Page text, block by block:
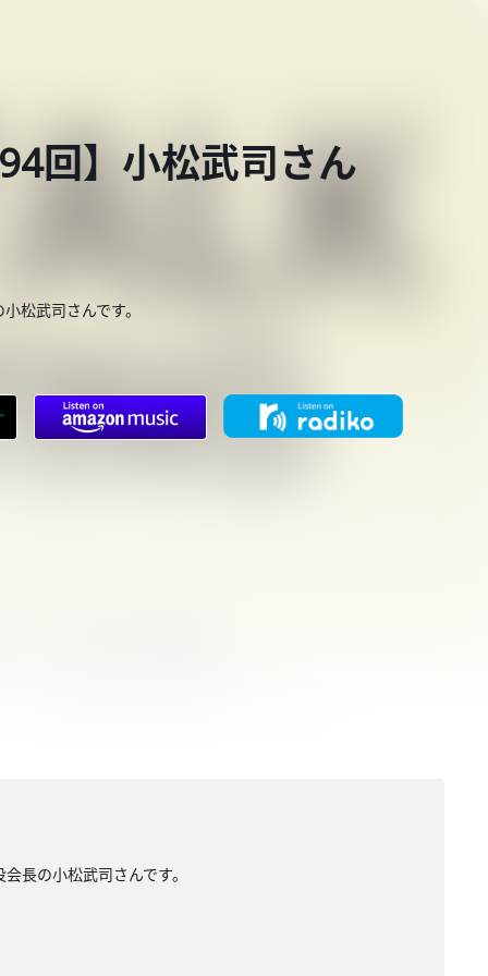
回】小松武司さん
松武司さんです。
長の小松武司さんです。